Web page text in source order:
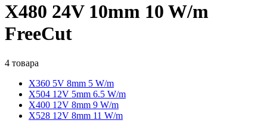
X480 24V 10mm 10 W/m
FreeCut
4 товара
X360 5V 8mm 5 W/m
X504 12V 5mm 6.5 W/m
X400 12V 8mm 9 W/m
X528 12V 8mm 11 W/m